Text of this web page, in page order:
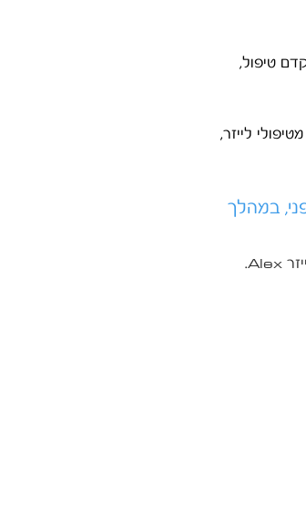
טיפול,
לייזר,
במהלך
Alex
.